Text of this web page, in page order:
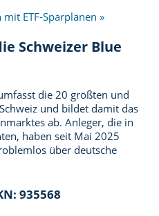
ETF-Sparplänen »
Schweizer Blue
die 20 größten und
und bildet damit das
ab. Anleger, die in
haben seit Mai 2025
über deutsche
935568